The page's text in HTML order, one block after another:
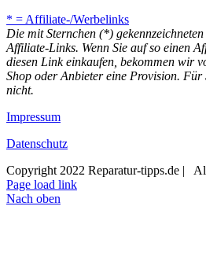
* = Affiliate-/Werbelinks
Die mit Sternchen (*)
Affiliate-Links. Wenn Sie auf so einen
diesen Link einkaufen, bekommen wir
Shop oder Anbieter eine Provision. Für
nicht.
Impressum
Datenschutz
Copyright 2022 Reparatur-tipps.de |
Page load link
Nach oben